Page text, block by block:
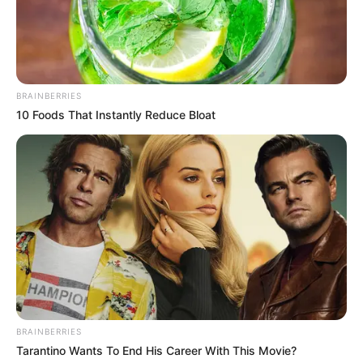
Museumswerft Flensburg - Hier wird der Werftalltag
nachgestaltet und nachgelebt, wie er vor 100 bis
200 Jahren üblich war, als Segelschiffe und
Arbeitsboote noch das Bild der Ostsee bestimmten.
Informationen unter
Fördeland Therme Glücksburg - Sprudelnde
Geysire, Meerwasserbecken und eine 105 m lange
Riesenrutsche sind die Hauptattraktionen in der
Fördeland Therme in Glücksburg. Informationen
unterwww.foerdeland-therme.de
Landschaftsmuseum Angeln in Unewatt -
Eingebettet in einem normalen Dorf befinden sich im
Ort verstreut mehrere Museumsgebäude, in denen
die Besucher in längst vergangene Zeiten versetzt
werden. Informationen unterwww.museum-unewatt.
BRAINBERRIES
10 Foods That Instantly Reduce Bloat
BRAINBERRIES
Tarantino Wants To End His Career With This Movie?